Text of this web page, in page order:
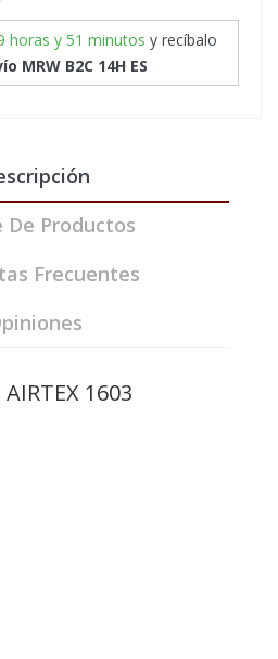
horas y 51 minutos y recíbalo
MRW B2C 14H ES
De Productos
Frecuentes
1603